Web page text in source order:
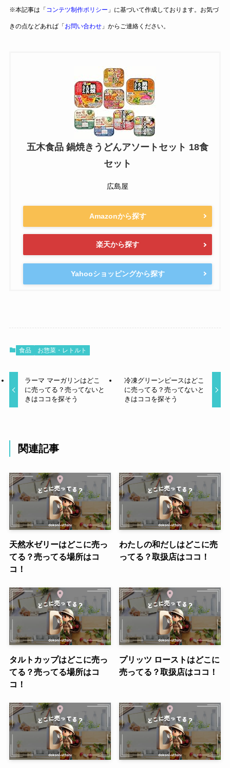
※本記事は「 コンテツ制作ポリシー 」に基づいて作成しております。お気づ
きの点などあれば「お問い合わせ」からご連絡ください。
五木食品 鍋焼きうどんアソートセット 18食
セット
広島屋
Amazonから探す
楽天から探す
Yahooショッピングから探す
食品 お惣菜・レトルト
ラーマ マーガリンはどこ
に売ってる？売ってないと
きはココを探そう
冷凍グリーンピースはどこ
に売ってる？売ってないと
きはココを探そう
関連記事
天然水ゼリーはどこに売っ
てる？売ってる場所はコ
コ！
わたしの和だしはどこに売
ってる？取扱店はココ！
タルトカップはどこに売っ
てる？売ってる場所はコ
コ！
プリッツ ローストはどこに
売ってる？取扱店はココ！